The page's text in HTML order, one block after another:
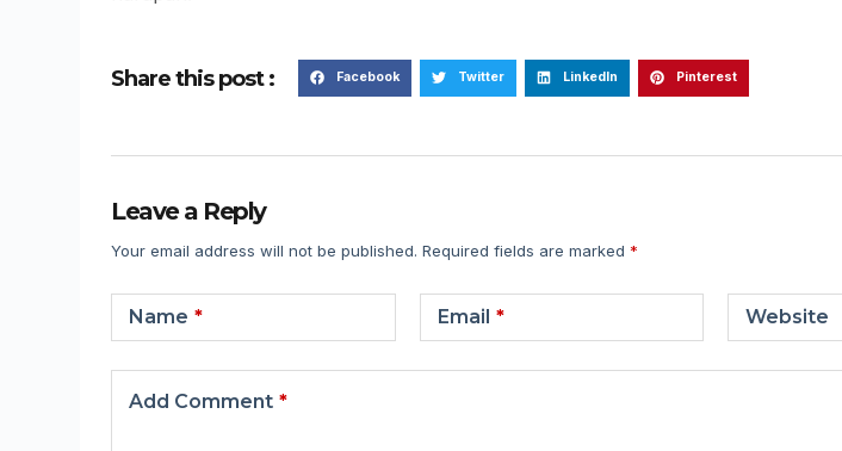
Share this post : Facebook Twitter LinkedIn Pinterest
Leave a Reply
Your email address will not be published. Required fields are marked *
Name * Email * Website
Add Comment *